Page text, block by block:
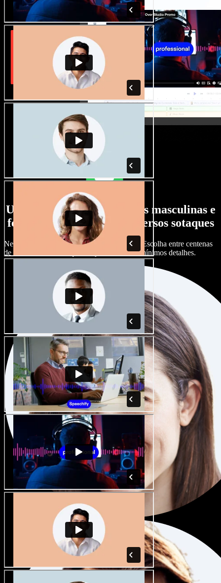
Uma ampla seleção de vozes masculinas e
femininas, com os mais diversos sotaques
Nenhum projeto precisa soar igual ao outro. Escolha entre centenas
de vozes de IA e sotaques e ajuste tudo nos mínimos detalhes.